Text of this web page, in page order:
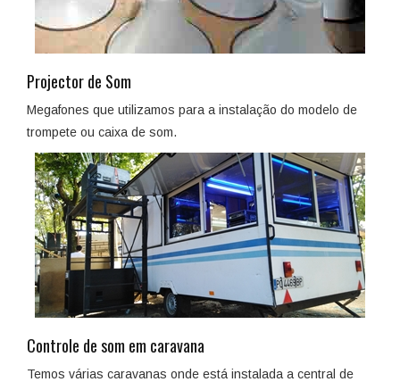
Projector de Som
Megafones que utilizamos para a instalação do modelo de
trompete ou caixa de som.
Controle de som em caravana
Temos várias caravanas onde está instalada a central de